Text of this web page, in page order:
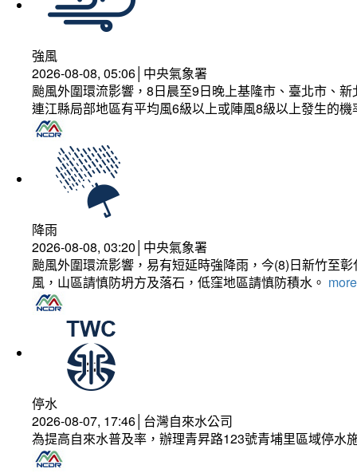
強風
2026-08-08, 05:06│中央氣象署
颱風外圍環流影響，8日晨至9日晚上基隆市、臺北市、
連江縣局部地區有平均風6級以上或陣風8級以上發生的
降雨
2026-08-08, 03:20│中央氣象署
颱風外圍環流影響，易有短延時強降雨，今(8)日新竹至
風，山區請慎防坍方及落石，低窪地區請慎防積水。
停水
2026-08-07, 17:46│台灣自來水公司
為提高自來水普及率，辦理青昇路123號青埔里區域停水